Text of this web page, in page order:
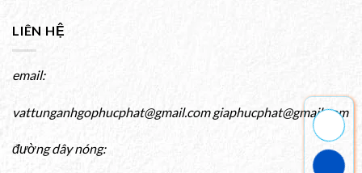
LIÊN HỆ
email:
vattunganhgophucphat@gmail.com giaphucphat@gmail.com
đường dây nóng: